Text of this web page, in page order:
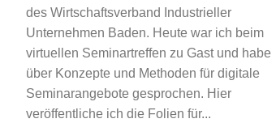
des Wirtschaftsverband Industrieller
Unternehmen Baden. Heute war ich beim
virtuellen Seminartreffen zu Gast und habe
über Konzepte und Methoden für digitale
Seminarangebote gesprochen. Hier
veröffentliche ich die Folien für...